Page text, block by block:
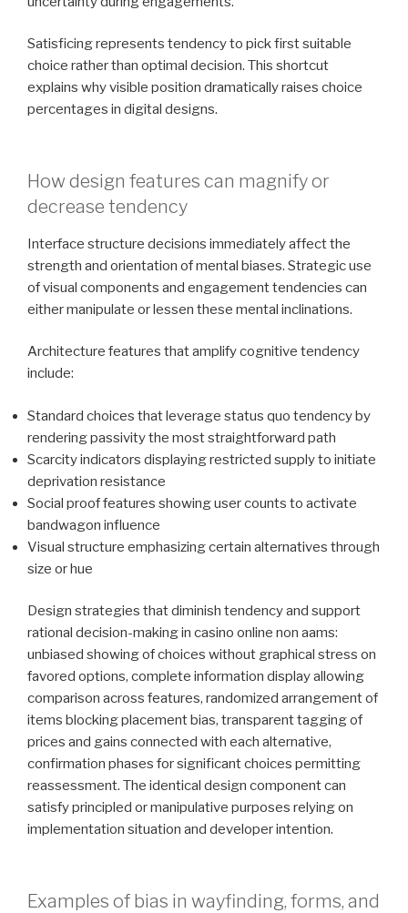
Satisficing represents tendency to pick first suitable
choice rather than optimal decision. This shortcut
explains why visible position dramatically raises choice
percentages in digital designs.
How design features can magnify or
decrease tendency
Interface structure decisions immediately affect the
strength and orientation of mental biases. Strategic use
of visual components and engagement tendencies can
either manipulate or lessen these mental inclinations.
Architecture features that amplify cognitive tendency
include:
Standard choices that leverage status quo tendency by
rendering passivity the most straightforward path
Scarcity indicators displaying restricted supply to initiate
deprivation resistance
Social proof features showing user counts to activate
bandwagon influence
Visual structure emphasizing certain alternatives through
size or hue
Design strategies that diminish tendency and support
rational decision-making in casino online non aams:
unbiased showing of choices without graphical stress on
favored options, complete information display allowing
comparison across features, randomized arrangement of
items blocking placement bias, transparent tagging of
prices and gains connected with each alternative,
confirmation phases for significant choices permitting
reassessment. The identical design component can
satisfy principled or manipulative purposes relying on
implementation situation and developer intention.
Examples of bias in wayfinding, forms, and